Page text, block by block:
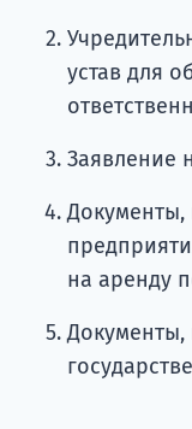
устав для
Заявление
на аренду